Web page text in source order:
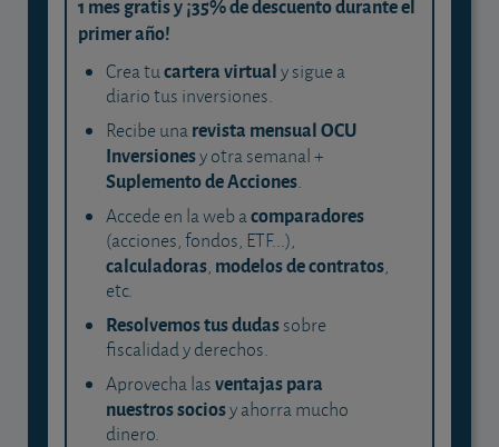
1 mes gratis y ¡35% de descuento durante el
primer año!
Crea tucartera virtualy sigue a
diario tus inversiones.
Recibe unarevista mensual OCU
Inversionesy otra semanal +
Suplemento de Acciones.
Accede en la web acomparadores
(acciones, fondos, ETF...),
calculadoras, modelos de contratos,
etc.
Resolvemos tus dudassobre
fiscalidad y derechos.
Aprovecha lasventajas para
nuestros sociosy ahorra mucho
dinero.